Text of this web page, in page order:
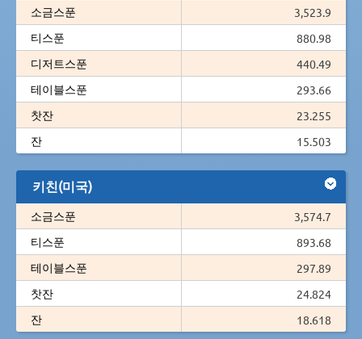
소금스푼
3,523.9
티스푼
880.98
디저트스푼
440.49
테이블스푼
293.66
찻잔
23.255
잔
15.503
키친(미국)
소금스푼
3,574.7
티스푼
893.68
테이블스푼
297.89
찻잔
24.824
잔
18.618